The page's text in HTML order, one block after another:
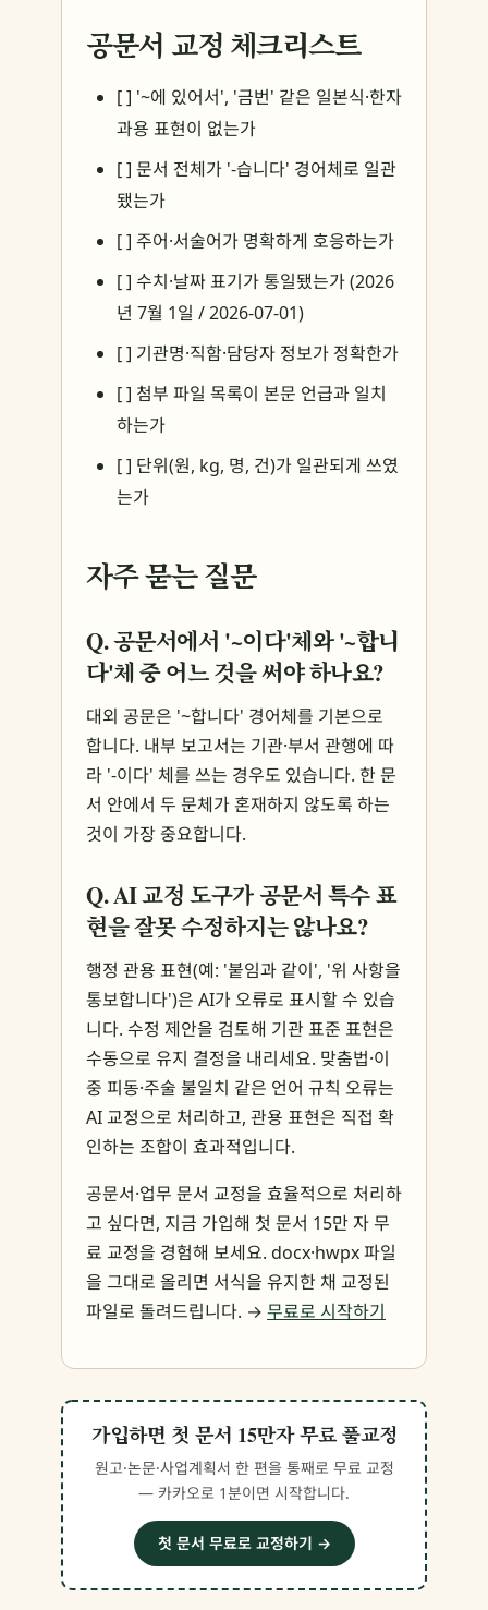
공문서 교정 체크리스트
[ ] '~에 있어서', '금번' 같은 일본식·한자
과용 표현이 없는가
[ ] 문서 전체가 '-습니다' 경어체로 일관
됐는가
[ ] 주어·서술어가 명확하게 호응하는가
[ ] 수치·날짜 표기가 통일됐는가 (2026
년 7월 1일 / 2026-07-01)
[ ] 기관명·직함·담당자 정보가 정확한가
[ ] 첨부 파일 목록이 본문 언급과 일치
하는가
[ ] 단위(원, kg, 명, 건)가 일관되게 쓰였
는가
자주 묻는 질문
Q. 공문서에서 '~이다'체와 '~합니
다'체 중 어느 것을 써야 하나요?
대외 공문은 '~합니다' 경어체를 기본으로
합니다. 내부 보고서는 기관·부서 관행에 따
라 '-이다' 체를 쓰는 경우도 있습니다. 한 문
서 안에서 두 문체가 혼재하지 않도록 하는
것이 가장 중요합니다.
Q. AI 교정 도구가 공문서 특수 표
현을 잘못 수정하지는 않나요?
행정 관용 표현(예: '붙임과 같이', '위 사항을
통보합니다')은 AI가 오류로 표시할 수 있습
니다. 수정 제안을 검토해 기관 표준 표현은
수동으로 유지 결정을 내리세요. 맞춤법·이
중 피동·주술 불일치 같은 언어 규칙 오류는
AI 교정으로 처리하고, 관용 표현은 직접 확
인하는 조합이 효과적입니다.
공문서·업무 문서 교정을 효율적으로 처리하
고 싶다면, 지금 가입해 첫 문서 15만 자 무
료 교정을 경험해 보세요. docx·hwpx 파일
을 그대로 올리면 서식을 유지한 채 교정된
파일로 돌려드립니다. → 무료로 시작하기
가입하면 첫 문서 15만자 무료 풀교정
원고·논문·사업계획서 한 편을 통째로 무료 교정
— 카카오로 1분이면 시작합니다.
첫 문서 무료로 교정하기 →